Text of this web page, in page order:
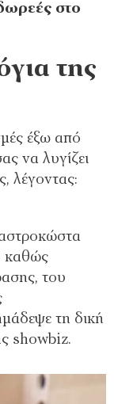
στο
της
έξω από
να λυγίζει
λέγοντας:
καθώς
του
τη δική
showbiz.